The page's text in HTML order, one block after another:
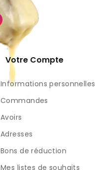
Votre Compte
Informations personnelles
Commandes
Avoirs
Adresses
Bons de réduction
Mes listes de souhaits